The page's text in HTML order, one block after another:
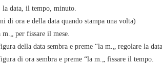
la data, il tempo, minuto.
di ora e della data quando stampa una volta)
per fissare il mese.
della data sembra e preme “la m.„ regolare la
di ora sembra e preme “la m.„ fissare il tempo.